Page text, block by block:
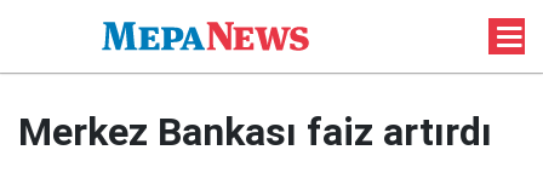
Merkez Bankası faiz artırdı